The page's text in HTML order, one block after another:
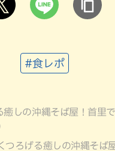
#食レポ
癒しの沖縄そば屋！首里
つろげる癒しの沖縄そば